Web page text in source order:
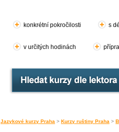
konkrétní pokročilosti s
v určitých hodinách
Jazykové kurzy Praha > Kurzy ruštiny Praha >